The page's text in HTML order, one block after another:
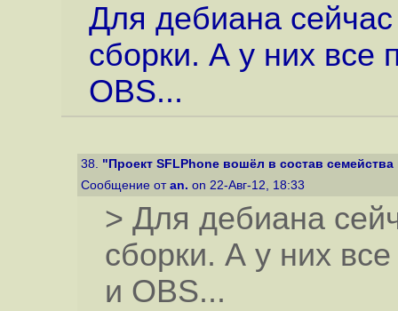
Для дебиана
сборки. А у них все
OBS...
38. "Проект SFLPhone вошёл в состав семейства
Сообщение от an. on 22-Авг-12, 18:33
> Для дебиана
сборки. А у них
и OBS...